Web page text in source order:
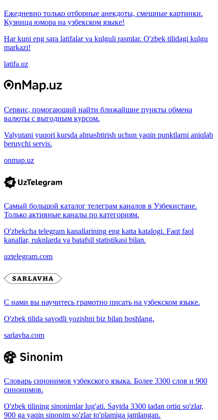
Ежедневно только отборные анекдоты, смешные картинки.
Кузница юмора на узбекском языке!
Har kuni eng sara latifalar va kulguli rasmlar. O'zbek tilidagi kulgu
markazi!
latifa.uz
Сервис, помогающий найти ближайшие пункты обмена
валюты с выгодным курсом.
Valyutani yuqori kursda almashtirish uchun yaqin punktlarni aniqlab
beruvchi servis.
onmap.uz
Самый большой каталог телеграм каналов в Узбекистане.
Только активные каналы по категориям.
O'zbekcha telegram kanallarining eng katta katalogi. Faqt faol
kanallar, ruknlarda va batafsil statistikasi bilan.
uztelegram.com
С нами вы научитесь грамотно писать на узбекском языке.
O'zbek tilida savodli yozishni biz bilan boshlang.
sarlavha.com
Словарь синонимов узбекского языка. Более 3300 слов и 900
синонимов.
O'zbek tilining sinonimlar lug'ati. Saytda 3300 tadan ortiq so'zlar,
900 ga yaqin sinonim so'zlar to'plamiga jamlangan.